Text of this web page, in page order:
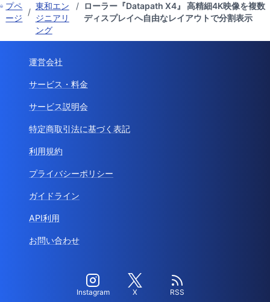
プペ
ージ
/
東和エン
ジニアリ
ング
/ ローラー『Datapath X4』 高精細4K映像を複数
ディスプレイへ自由なレイアウトで分割表示
運営会社
サービス・料金
サービス説明会
特定商取引法に基づく表記
利用規約
プライバシーポリシー
ガイドライン
API利用
お問い合わせ
Instagram X RSS